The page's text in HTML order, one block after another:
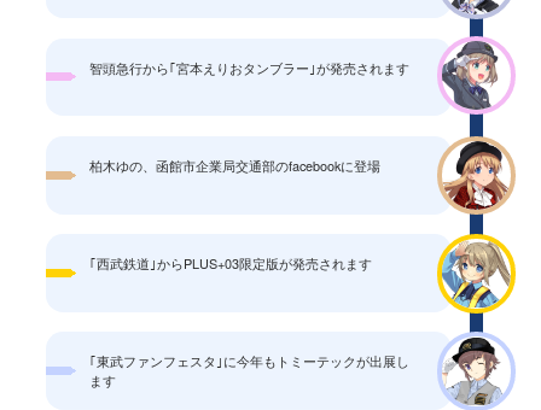
智頭急行から｢宮本えりおタンブラー｣が発売されます
柏木ゆの、函館市企業局交通部のfacebookに登場
｢西武鉄道｣からPLUS+03限定版が発売されます
｢東武ファンフェスタ｣に今年もトミーテックが出展し
ます